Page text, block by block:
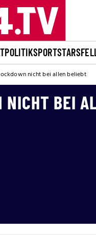
POLITIKSPORTSTARS
nicht bei allen beliebt
NICHT BEI